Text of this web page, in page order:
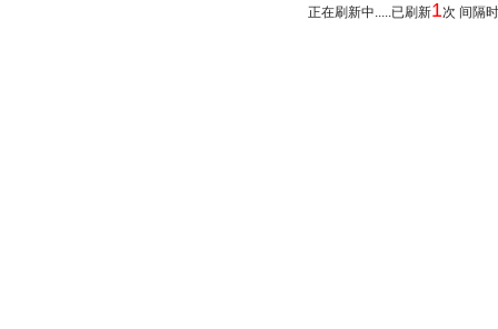
正在刷新中.....已刷新1次 间隔